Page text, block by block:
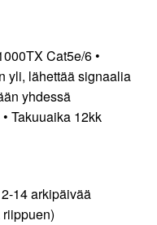
Cat5e/6 •
yli, lähettää signaalia
yhdessä
Takuuaika 12kk
14 arkipäivää